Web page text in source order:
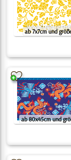
ab 7x7cm und
ab 80x45cm und